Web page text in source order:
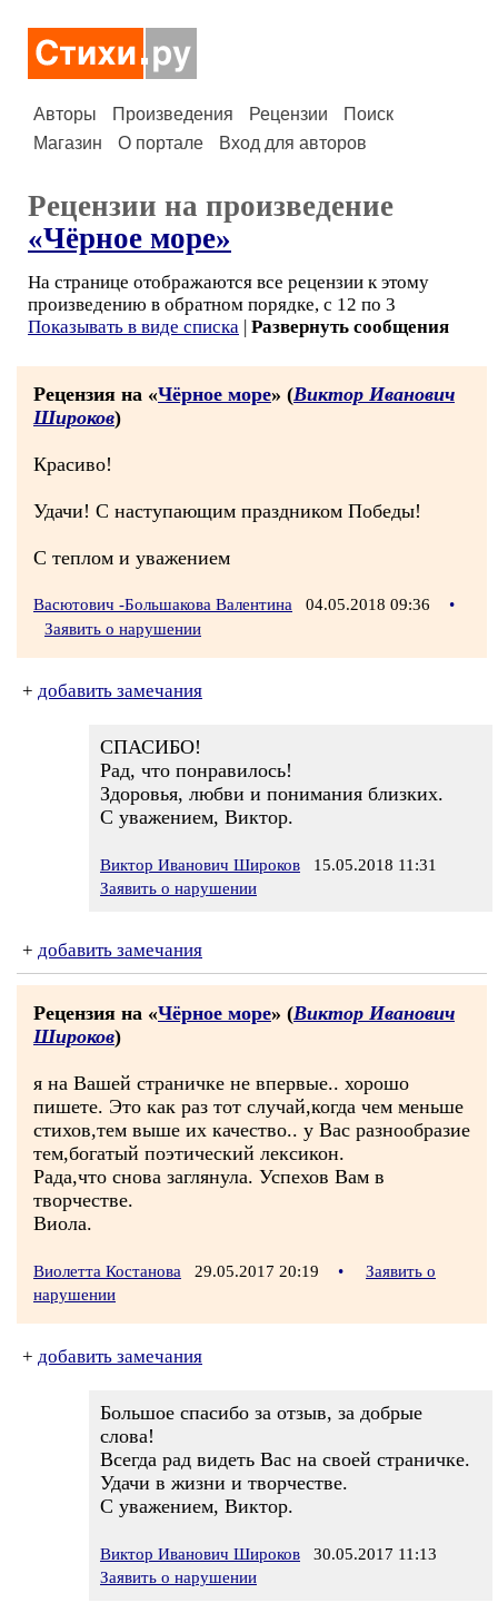
Авторы Произведения Рецензии
Поиск
Магазин
О портале Вход для авторов
Рецензии на произведение
«Чёрное море»
На странице отображаются все рецензии к этому
произведению в обратном порядке, с 12 по 3
Показывать в виде списка | Развернуть сообщения
Рецензия на «Чёрное море» (Виктор Иванович
Широков)
Красиво!
Удачи! С наступающим праздником Победы!
С теплом и уважением
Васютович -Большакова Валентина 04.05.2018 09:36
•
Заявить о нарушении
+ добавить замечания
СПАСИБО!
Рад, что понравилось!
Здоровья, любви и понимания близких.
С уважением, Виктор.
Виктор Иванович Широков 15.05.2018 11:31
Заявить о нарушении
+ добавить замечания
Рецензия на «Чёрное море» (Виктор Иванович
Широков)
я на Вашей страничке не впервые.. хорошо
пишете. Это как раз тот случай,когда чем меньше
стихов,тем выше их качество.. у Вас разнообразие
тем,богатый поэтический лексикон.
Рада,что снова заглянула. Успехов Вам в
творчестве.
Виола.
Виолетта Костанова 29.05.2017 20:19 •
Заявить о
нарушении
+ добавить замечания
Большое спасибо за отзыв, за добрые
слова!
Всегда рад видеть Вас на своей страничке.
Удачи в жизни и творчестве.
С уважением, Виктор.
Виктор Иванович Широков 30.05.2017 11:13
Заявить о нарушении